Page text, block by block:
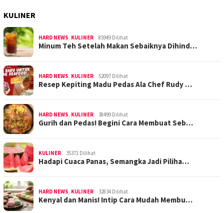
KULINER
HARD NEWS KULINER 85949 Dilihat
Minum Teh Setelah Makan Sebaiknya Dihind…
HARD NEWS KULINER 52097 Dilihat
Resep Kepiting Madu Pedas Ala Chef Rudy …
HARD NEWS KULINER 38499 Dilihat
Gurih dan Pedas! Begini Cara Membuat Seb…
KULINER 35371 Dilihat
Hadapi Cuaca Panas, Semangka Jadi Piliha…
HARD NEWS KULINER 32834 Dilihat
Kenyal dan Manis! Intip Cara Mudah Membu…